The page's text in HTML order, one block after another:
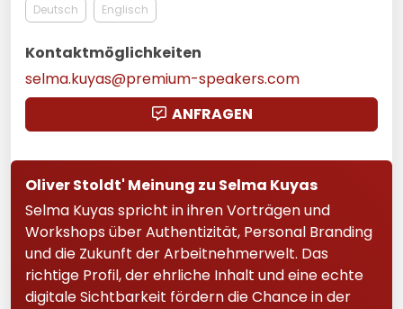
Deutsch Englisch
Kontaktmöglichkeiten
selma.kuyas@premium-speakers.com
ANFRAGEN
Oliver Stoldt' Meinung zu Selma Kuyas
Selma Kuyas spricht in ihren Vorträgen und
Workshops über Authentizität, Personal Branding
und die Zukunft der Arbeitnehmerwelt. Das
richtige Profil, der ehrliche Inhalt und eine echte
digitale Sichtbarkeit fördern die Chance in der